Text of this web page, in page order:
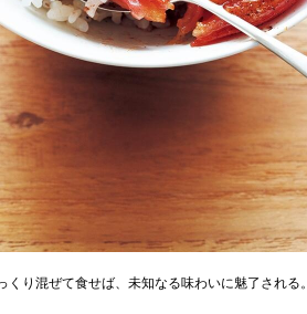
り混ぜて食せば、未知なる味わいに魅了される。